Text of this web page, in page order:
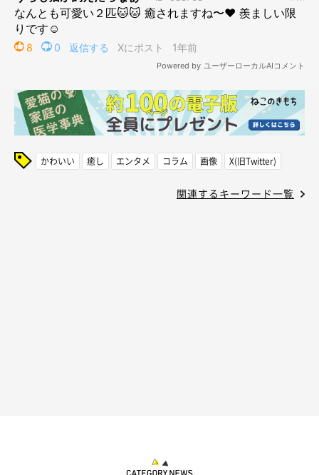
かわいい 癒し エンタメ コラム 画像 X(旧Twitter)
関連するキーワード一覧